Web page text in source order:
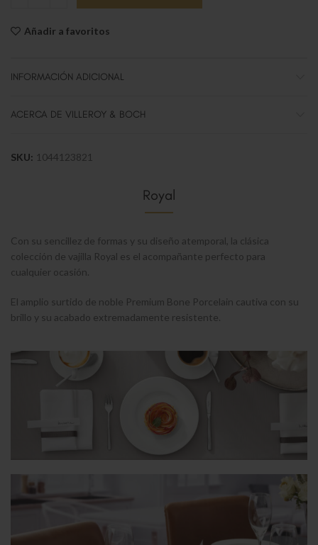
Añadir a favoritos
INFORMACIÓN ADICIONAL
ACERCA DE VILLEROY & BOCH
SKU: 1044123821
Royal
Con su sencillez de formas y su diseño atemporal, la clásica
colección de vajilla Royal es el acompañante perfecto para
cualquier ocasión.
El amplio surtido de noble Premium Bone Porcelain cautiva con su
brillo y su acabado extremadamente resistente.